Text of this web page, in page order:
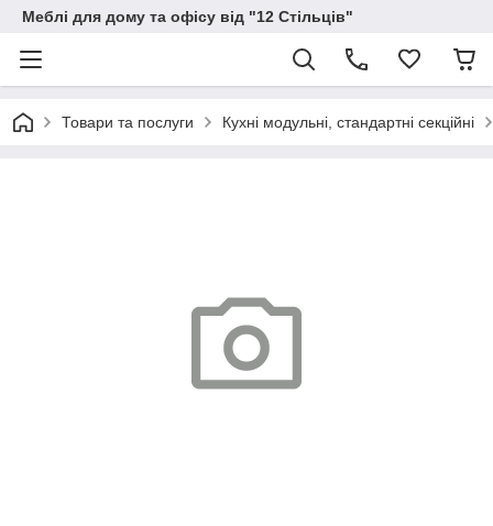
Меблі для дому та офісу від "12 Стільців"
Товари та послуги Кухні модульні, стандартні секційні